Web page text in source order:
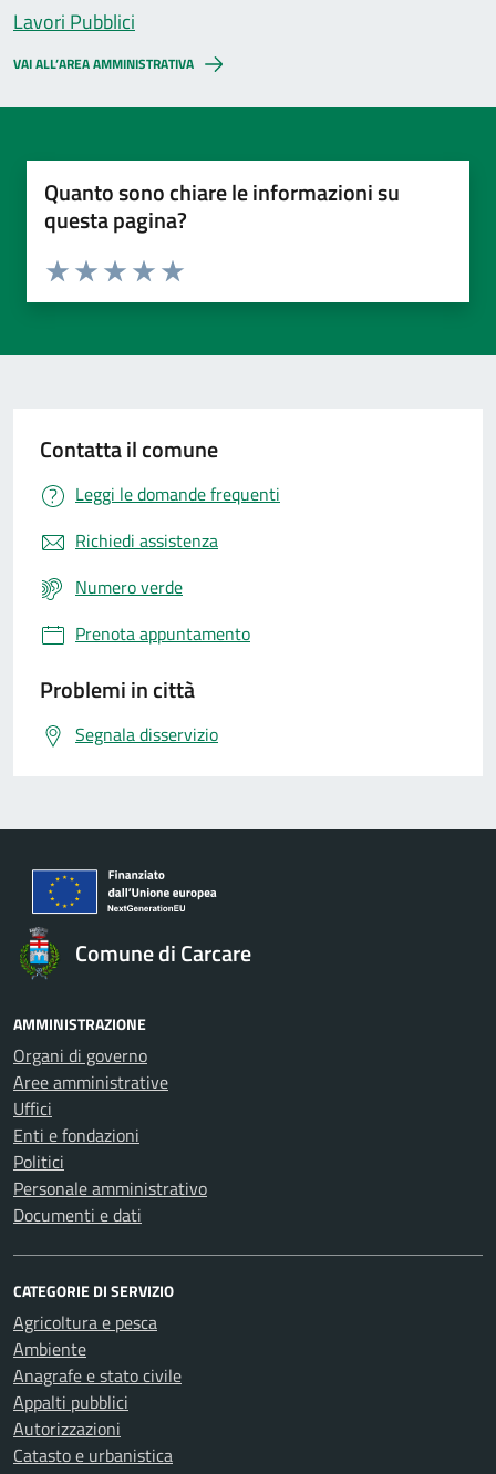
Lavori Pubblici
VAI ALL’AREA AMMINISTRATIVA
Quanto sono chiare le informazioni su
questa pagina?
Valuta da 1 a 5 stelle la pagina
Valuta 5 stelle su 5
Valuta 4 stelle su 5
Valuta 3 stelle su 5
Valuta 2 stelle su 5
Valuta 1 stelle su 5
Contatta il comune
Leggi le domande frequenti
Richiedi assistenza
Numero verde
Prenota appuntamento
Problemi in città
Segnala disservizio
Comune di Carcare
AMMINISTRAZIONE
Organi di governo
Aree amministrative
Uffici
Enti e fondazioni
Politici
Personale amministrativo
Documenti e dati
CATEGORIE DI SERVIZIO
Agricoltura e pesca
Ambiente
Anagrafe e stato civile
Appalti pubblici
Autorizzazioni
Catasto e urbanistica